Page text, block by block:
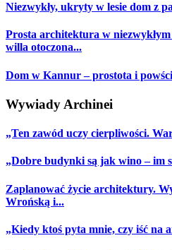
Niezwykły, ukryty w lesie dom z
Prosta architektura w
willa otoczona...
Dom w Kannur – prostota i
Wywiady Archinei
„Ten zawód uczy cierpliwości.
„Dobre budynki są jak wino – im
Zaplanować życie architektury.
Wrońską i...
„Kiedy ktoś pyta mnie, czy iść na